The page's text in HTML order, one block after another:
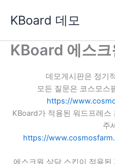
로
KBoard 데모
KBoard 에스
데모게시판은 정기
모든 질문은 코스모스
https://
KBoard가 적용된 워드프레스
주
https://
에스크원 상담 스킨이 적용